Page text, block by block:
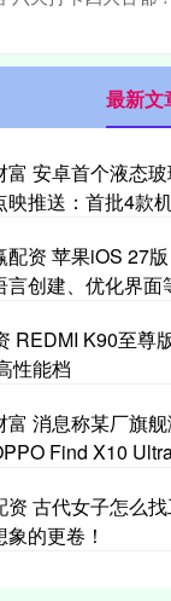
最新文
富 安卓首个液态
映推送：首批4款
配资 苹果iOS 27
言创建、优化界面
REDMI K90至尊
性能档
富 消息称某厂旗
Find X10
资 古代女子怎么
象的更卷！